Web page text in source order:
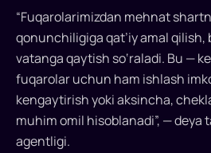
o‘rtasida
qishloq
xo‘jaligi
bo‘yicha
sakkiz
oylik
shartnomalar
asosida
“Fuqarolarimizdan mehnat
qonunchiligiga qat’iy amal
vatanga qaytish so‘raladi. Bu —
fuqarolar uchun ham ishlash
kengaytirish yoki aksincha,
muhim omil hisoblanadi”, — deya
agentligi.